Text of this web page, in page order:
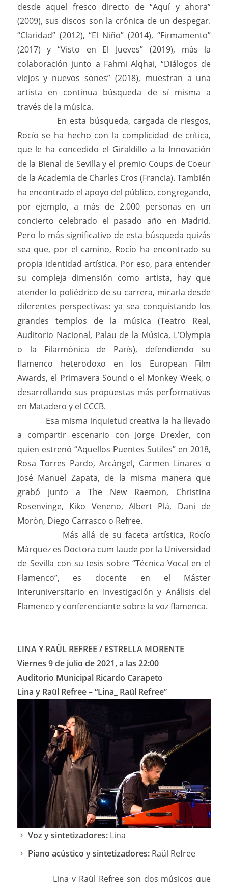
desde aquel fresco directo de “Aquí y ahora”
(2009), sus discos son la crónica de un despegar.
“Claridad” (2012), “El Niño” (2014), “Firmamento”
(2017) y “Visto en El Jueves” (2019), más la
colaboración junto a Fahmi Alqhai, “Diálogos de
viejos y nuevos sones” (2018), muestran a una
artista en continua búsqueda de sí misma a
través de la música.
En esta búsqueda, cargada de riesgos,
Rocío se ha hecho con la complicidad de crítica,
que le ha concedido el Giraldillo a la Innovación
de la Bienal de Sevilla y el premio Coups de Coeur
de la Academia de Charles Cros (Francia). También
ha encontrado el apoyo del público, congregando,
por ejemplo, a más de 2.000 personas en un
concierto celebrado el pasado año en Madrid.
Pero lo más significativo de esta búsqueda quizás
sea que, por el camino, Rocío ha encontrado su
propia identidad artística. Por eso, para entender
su compleja dimensión como artista, hay que
atender lo poliédrico de su carrera, mirarla desde
diferentes perspectivas: ya sea conquistando los
grandes templos de la música (Teatro Real,
Auditorio Nacional, Palau de la Música, L’Olympia
o la Filarmónica de París), defendiendo su
flamenco heterodoxo en los European Film
Awards, el Primavera Sound o el Monkey Week, o
desarrollando sus propuestas más performativas
en Matadero y el CCCB.
Esa misma inquietud creativa la ha llevado
a compartir escenario con Jorge Drexler, con
quien estrenó “Aquellos Puentes Sutiles” en 2018,
Rosa Torres Pardo, Arcángel, Carmen Linares o
José Manuel Zapata, de la misma manera que
grabó junto a The New Raemon, Christina
Rosenvinge, Kiko Veneno, Albert Plá, Dani de
Morón, Diego Carrasco o Refree.
Más allá de su faceta artística, Rocío
Márquez es Doctora cum laude por la Universidad
de Sevilla con su tesis sobre “Técnica Vocal en el
Flamenco”, es docente en el Máster
Interuniversitario en Investigación y Análisis del
Flamenco y conferenciante sobre la voz flamenca.
LINA Y RAÜL REFREE / ESTRELLA MORENTE
Viernes 9 de julio de 2021, a las 22:00
Auditorio Municipal Ricardo Carapeto
Lina y Raül Refree – “Lina_ Raül Refree”
Voz y sintetizadores:Lina
Piano acústico y sintetizadores:Raül Refree
Lina y Raül Refree son dos músicos que